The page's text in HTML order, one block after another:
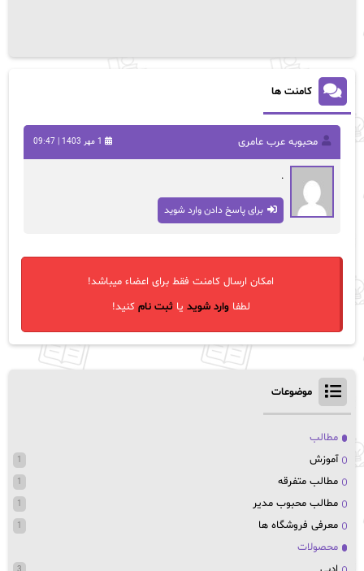
کامنت ها
محبوبه عرب عامری 1 مهر 1403 | 09:47
.
برای پاسخ دادن وارد شوید
امکان ارسال کامنت فقط برای اعضاء میباشد!
لطفاوارد شوید یاثبت نام کنید!
موضوعات
مطالب
آموزش
1
مطالب متفرقه 1
مطالب محبوب مدیر 1
معرفی فروشگاه ها 1
محصولات